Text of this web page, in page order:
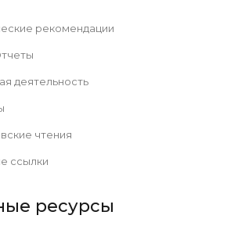
рекомендации
деятельность
чтения
ссылки
ресурсы